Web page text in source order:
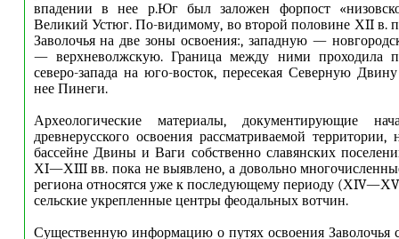
впадении в нее р.Юг был заложен форпост
Великий Устюг. По-видимому, во второй половине ХII в.
Заволочья на две зоны освоения:, западную —
— верхневолжскую. Граница между ними проходила
северо-запада на юго-восток, пересекая Северную
нее Пинеги.
Археологические материалы, документирующие
древнерусского освоения рассматриваемой территории,
бассейне Двины и Ваги собственно славянских
ХI—ХIII вв. пока не выявлено, а довольно
региона относятся уже к последующему периоду (ХIV—ХV
сельские укрепленные центры феодальных вотчин.
Существенную информацию о путях освоения Заволочья